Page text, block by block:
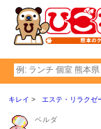
キレイ エステ・リラクゼ
ベルダ